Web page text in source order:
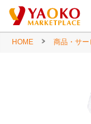
HOME 商品・サー